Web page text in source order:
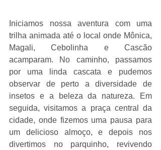
Iniciamos nossa aventura com uma
trilha animada até o local onde Mônica,
Magali, Cebolinha e Cascão
acamparam. No caminho, passamos
por uma linda cascata e pudemos
observar de perto a diversidade de
insetos e a beleza da natureza. Em
seguida, visitamos a praça central da
cidade, onde fizemos uma pausa para
um delicioso almoço, e depois nos
divertimos no parquinho, revivendo